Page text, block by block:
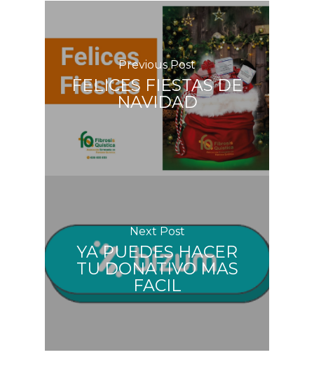
Previous Post
FELICES FIESTAS DE
NAVIDAD
Next Post
YA PUEDES HACER
TU DONATIVO MAS
FACIL